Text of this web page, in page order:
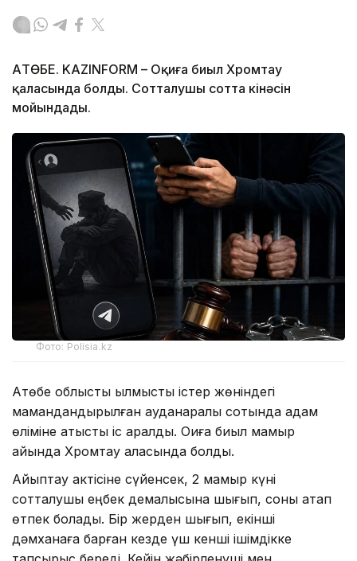
АҚТӨБЕ. KAZINFORM – Оқиға биыл Хромтау
қаласында болды. Сотталушы сотта кінәсін
мойындады.
Фото: Polisia.kz
Ақтөбе облыстық қылмыстық істер жөніндегі
мамандандырылған ауданаралық сотында адам
өліміне қатысты іс қаралды. Оқиға биыл мамыр
айында Хромтау қаласында болды.
Айыптау актісіне сүйенсек, 2 мамыр күні
сотталушы еңбек демалысына шығып, соны атап
өтпек болады. Бір жерден шығып, екінші
дәмханаға барған кезде үш кенші ішімдікке